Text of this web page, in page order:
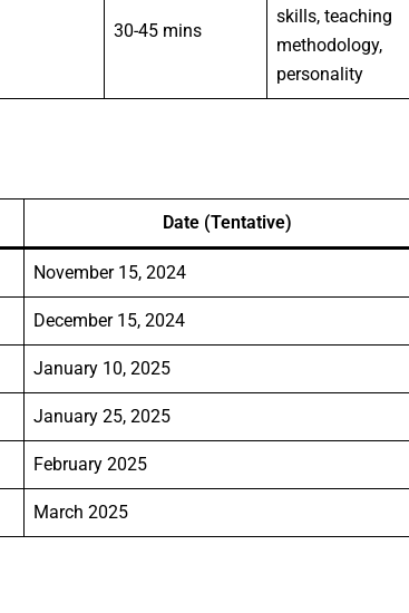
30-45 mins
skills, teaching
methodology,
personality
Date (Tentative)
November 15, 2024
December 15, 2024
January 10, 2025
January 25, 2025
February 2025
March 2025